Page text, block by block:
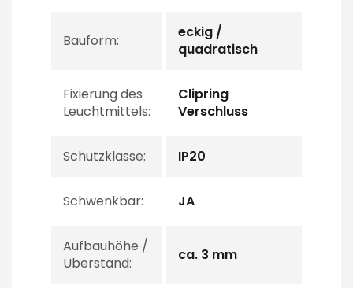
Bauform:
eckig /
quadratisch
Fixierung des
Leuchtmittels:
Clipring
Verschluss
Schutzklasse: IP20
Schwenkbar: JA
Aufbauhöhe /
Überstand:
ca. 3 mm